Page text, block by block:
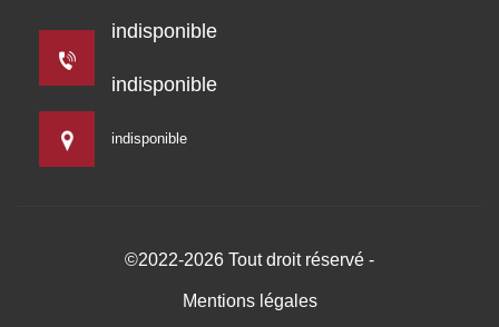
indisponible
indisponible
indisponible
©2022-2026 Tout droit réservé -
Mentions légales